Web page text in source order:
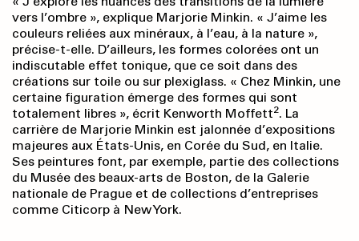
vers l’ombre », explique Marjorie Minkin. « J’aime les
couleurs reliées aux minéraux, à l’eau, à la nature »,
précise-t-elle. D’ailleurs, les formes colorées ont un
indiscutable effet tonique, que ce soit dans des
créations sur toile ou sur plexiglass. « Chez Minkin, une
certaine figuration émerge des formes qui sont
totalement libres », écrit Kenworth Moffett2. La
carrière de Marjorie Minkin est jalonnée d’expositions
majeures aux États-Unis, en Corée du Sud, en Italie.
Ses peintures font, par exemple, partie des collections
du Musée des beaux-arts de Boston, de la Galerie
nationale de Prague et de collections d’entreprises
comme Citicorp à New York.